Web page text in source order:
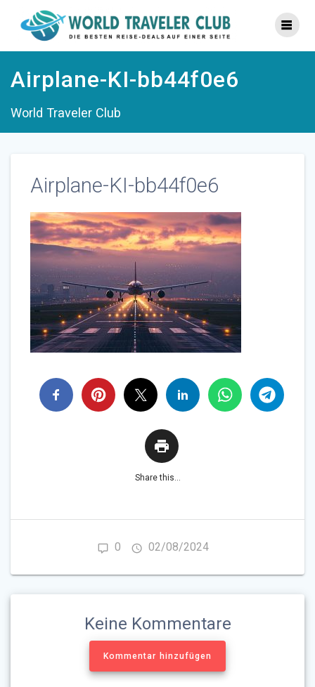
Inhalt
springen
Airplane-KI-bb44f0e6
World Traveler Club
Airplane-KI-bb44f0e6
Share this...
0 02/08/2024
Keine Kommentare
Kommentar hinzufügen